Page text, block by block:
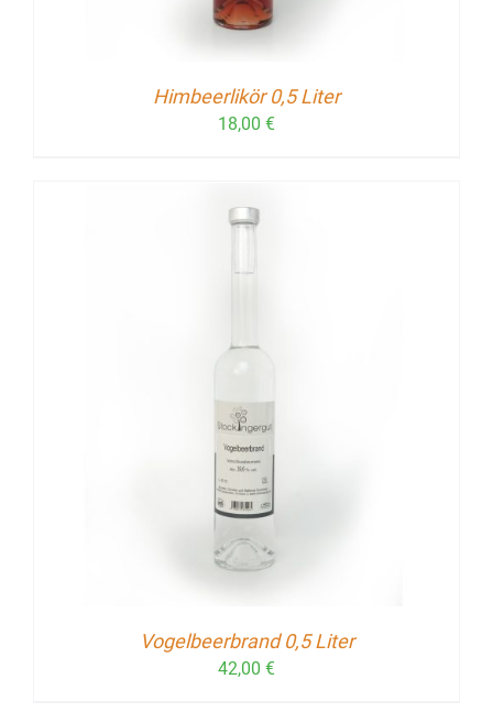
Himbeerlikör 0,5 Liter
18,00 €
Vogelbeerbrand 0,5 Liter
42,00 €